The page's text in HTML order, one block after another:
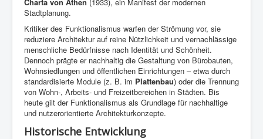
Stadtplanung.
Kritiker des Funktionalismus warfen der Strömung vor, sie
reduziere Architektur auf reine Nützlichkeit und vernachlässige
menschliche Bedürfnisse nach Identität und Schönheit.
Dennoch prägte er nachhaltig die Gestaltung von Bürobauten,
Wohnsiedlungen und öffentlichen Einrichtungen – etwa durch
standardisierte Module (z. B. im Plattenbau) oder die Trennung
von Wohn-, Arbeits- und Freizeitbereichen in Städten. Bis
heute gilt der Funktionalismus als Grundlage für nachhaltige
und nutzerorientierte Architekturkonzepte.
Historische Entwicklung